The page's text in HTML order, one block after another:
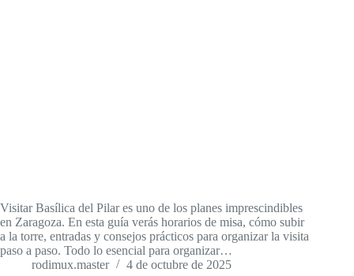
Visitar Basílica del Pilar es uno de los planes imprescindibles
en Zaragoza. En esta guía verás horarios de misa, cómo subir
a la torre, entradas y consejos prácticos para organizar la visita
paso a paso. Todo lo esencial para organizar…
rodimux.master
4 de octubre de 2025